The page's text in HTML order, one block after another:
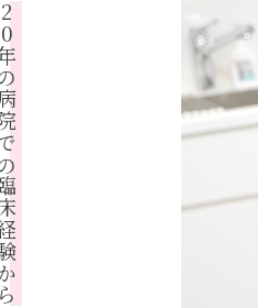
床経験から